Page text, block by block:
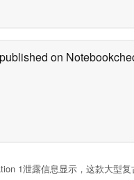
on
1泄露信息显示，这款大型